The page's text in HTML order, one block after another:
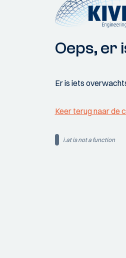
Oeps, er
Er is iets
Keer terug naar de
i.at is not a function